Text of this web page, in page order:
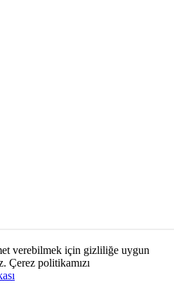
verebilmek için gizliliğe uygun
Çerez politikamızı